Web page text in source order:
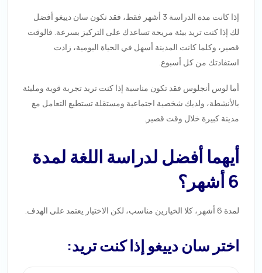
إذا كانت مدة الدراسة 3 أشهر فقط، فقد تكون سان دييغو أفضل
لك إذا كنت تريد بيئة مريحة تساعدك على التركيز بسرعة. فالوقت
قصير، وكلما كانت المدينة أسهل في الحياة اليومية، زادت
استفادتك من كل أسبوع.
أما لوس أنجلوس فقد تكون مناسبة إذا كنت تريد تجربة قوية ومليئة
بالأنشطة، ولديك شخصية اجتماعية ومستقلة تستطيع التعامل مع
مدينة كبيرة خلال وقت قصير.
أيهما أفضل لدراسة اللغة لمدة
6 أشهر؟
لمدة 6 أشهر، كلا الخيارين مناسب، لكن الاختيار يعتمد على الهدف.
اختر سان دييغو إذا كنت تريد: